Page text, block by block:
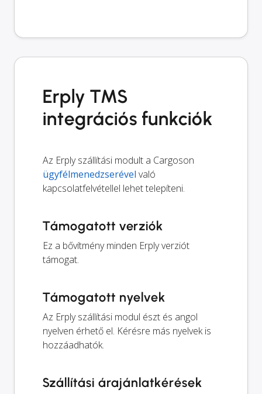
Erply TMS
integrációs funkciók
Az Erply szállítási modult a Cargoson
ügyfélmenedzserével való
kapcsolatfelvétellel lehet telepíteni.
Támogatott verziók
Ez a bővítmény minden Erply verziót
támogat.
Támogatott nyelvek
Az Erply szállítási modul észt és angol
nyelven érhető el. Kérésre más nyelvek is
hozzáadhatók.
Szállítási árajánlatkérések